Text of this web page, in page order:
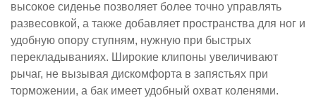
высокое сиденье позволяет более точно управлять
развесовкой, а также добавляет пространства для ног и
удобную опору ступням, нужную при быстрых
перекладываниях. Широкие клипоны увеличивают
рычаг, не вызывая дискомфорта в запястьях при
торможении, а бак имеет удобный охват коленями.